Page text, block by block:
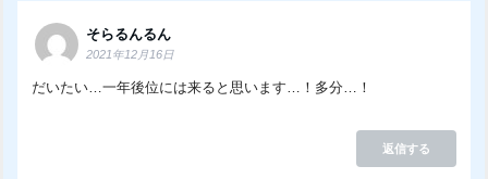
そらるんるん
2021年12月16日
だいたい…一年後位には来ると思います…！多分…！
返信する